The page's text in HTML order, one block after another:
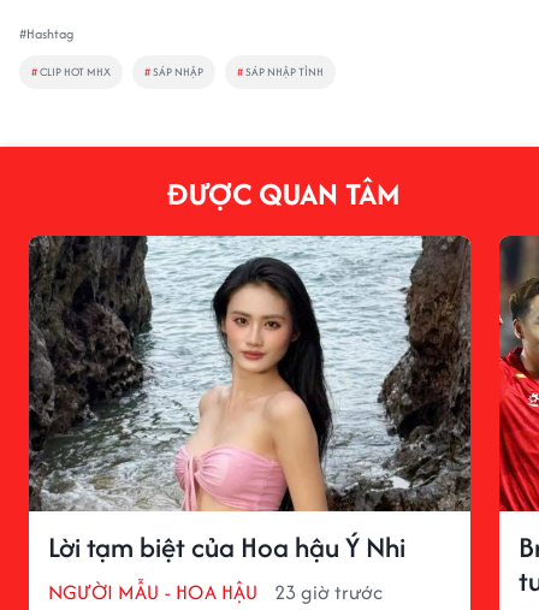
#Hashtag
#CLIP HOT MHX #SÁP NHẬP #SÁP NHẬP TỈNH
ĐƯỢC QUAN TÂM
Lời tạm biệt của Hoa hậu Ý Nhi
NGƯỜI MẪU - HOA HẬU 23 giờ trước